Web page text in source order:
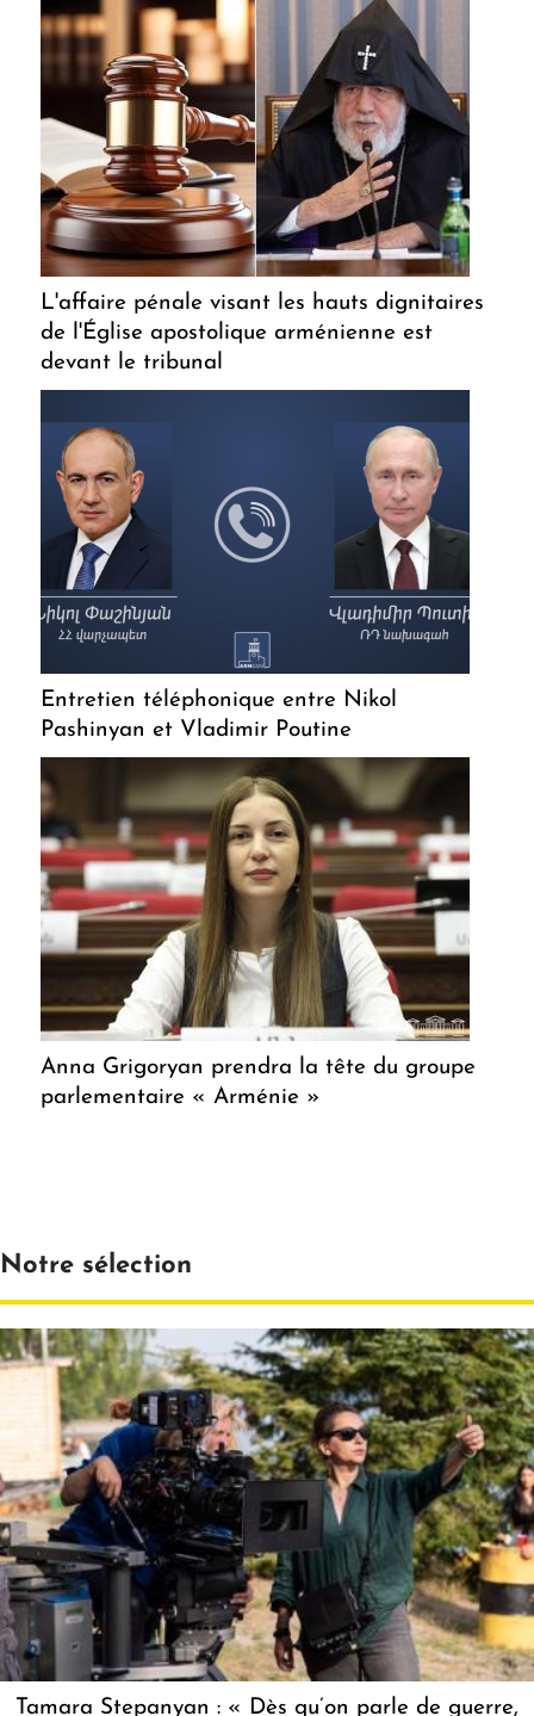
L'affaire pénale visant les hauts dignitaires
de l'Église apostolique arménienne est
devant le tribunal
Entretien téléphonique entre Nikol
Pashinyan et Vladimir Poutine
Anna Grigoryan prendra la tête du groupe
parlementaire « Arménie »
Notre sélection
Tamara Stepanyan : « Dès qu’on parle de guerre,